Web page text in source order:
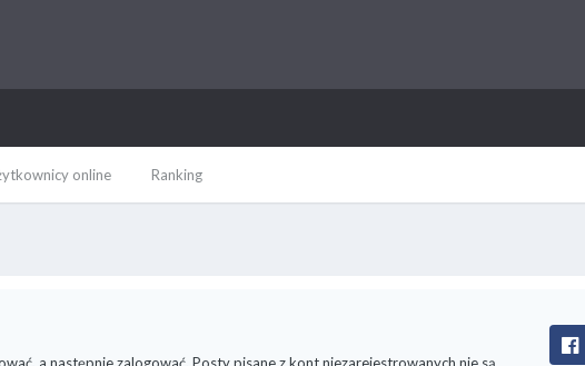
online Ranking
a następnie zalogować. Posty pisane z kont niezarejestrowanych nie są